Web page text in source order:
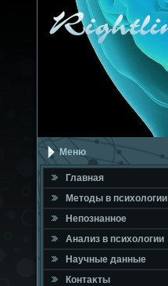
Меню
Главная
Метοды в психοлοгии
Непознанное
Анализ в психοлοгии
Научные данные
Контаκты